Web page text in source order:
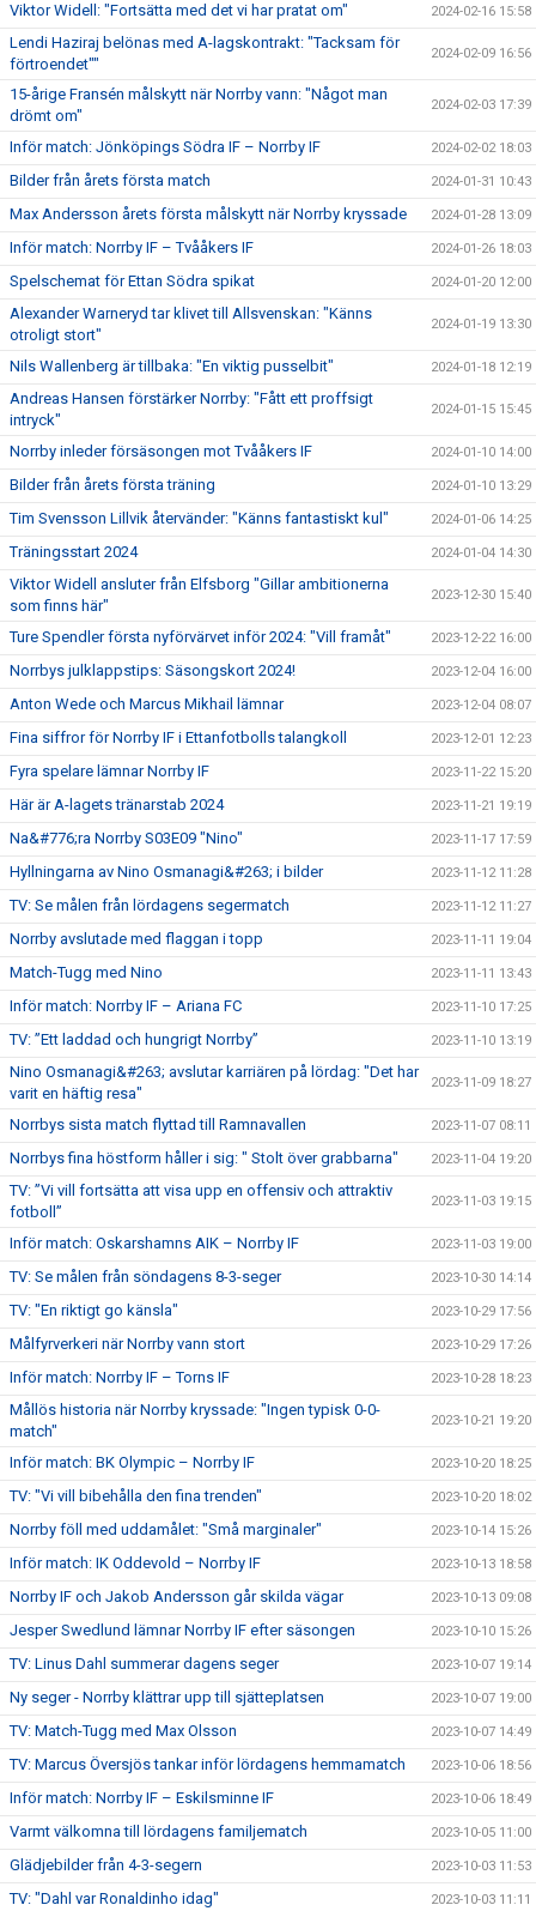
Viktor Widell: "Fortsätta med det vi har pratat om" 2024-02-16 15:58
Lendi Haziraj belönas med A-lagskontrakt: "Tacksam för
förtroendet""
2024-02-09 16:56
15-årige Fransén målskytt när Norrby vann: "Något man
drömt om"
2024-02-03 17:39
Inför match: Jönköpings Södra IF – Norrby IF 2024-02-02 18:03
Bilder från årets första match 2024-01-31 10:43
Max Andersson årets första målskytt när Norrby kryssade 2024-01-28 13:09
Inför match: Norrby IF – Tvååkers IF 2024-01-26 18:03
Spelschemat för Ettan Södra spikat 2024-01-20 12:00
Alexander Warneryd tar klivet till Allsvenskan: "Känns
otroligt stort"
2024-01-19 13:30
Nils Wallenberg är tillbaka: "En viktig pusselbit" 2024-01-18 12:19
Andreas Hansen förstärker Norrby: "Fått ett proffsigt
intryck"
2024-01-15 15:45
Norrby inleder försäsongen mot Tvååkers IF 2024-01-10 14:00
Bilder från årets första träning 2024-01-10 13:29
Tim Svensson Lillvik återvänder: "Känns fantastiskt kul" 2024-01-06 14:25
Träningsstart 2024 2024-01-04 14:30
Viktor Widell ansluter från Elfsborg "Gillar ambitionerna
som finns här"
2023-12-30 15:40
Ture Spendler första nyförvärvet inför 2024: "Vill framåt" 2023-12-22 16:00
Norrbys julklappstips: Säsongskort 2024! 2023-12-04 16:00
Anton Wede och Marcus Mikhail lämnar 2023-12-04 08:07
Fina siffror för Norrby IF i Ettanfotbolls talangkoll 2023-12-01 12:23
Fyra spelare lämnar Norrby IF 2023-11-22 15:20
Här är A-lagets tränarstab 2024 2023-11-21 19:19
Na&#776;ra Norrby S03E09 "Nino" 2023-11-17 17:59
Hyllningarna av Nino Osmanagi&#263; i bilder 2023-11-12 11:28
TV: Se målen från lördagens segermatch 2023-11-12 11:27
Norrby avslutade med flaggan i topp 2023-11-11 19:04
Match-Tugg med Nino 2023-11-11 13:43
Inför match: Norrby IF – Ariana FC 2023-11-10 17:25
TV: ”Ett laddad och hungrigt Norrby” 2023-11-10 13:19
Nino Osmanagi&#263; avslutar karriären på lördag: "Det har
varit en häftig resa"
2023-11-09 18:27
Norrbys sista match flyttad till Ramnavallen 2023-11-07 08:11
Norrbys fina höstform håller i sig: " Stolt över grabbarna" 2023-11-04 19:20
TV: ”Vi vill fortsätta att visa upp en offensiv och attraktiv
fotboll”
2023-11-03 19:15
Inför match: Oskarshamns AIK – Norrby IF 2023-11-03 19:00
TV: Se målen från söndagens 8-3-seger 2023-10-30 14:14
TV: "En riktigt go känsla" 2023-10-29 17:56
Målfyrverkeri när Norrby vann stort 2023-10-29 17:26
Inför match: Norrby IF – Torns IF 2023-10-28 18:23
Mållös historia när Norrby kryssade: "Ingen typisk 0-0-
match"
2023-10-21 19:20
Inför match: BK Olympic – Norrby IF 2023-10-20 18:25
TV: "Vi vill bibehålla den fina trenden" 2023-10-20 18:02
Norrby föll med uddamålet: "Små marginaler" 2023-10-14 15:26
Inför match: IK Oddevold – Norrby IF 2023-10-13 18:58
Norrby IF och Jakob Andersson går skilda vägar 2023-10-13 09:08
Jesper Swedlund lämnar Norrby IF efter säsongen 2023-10-10 15:26
TV: Linus Dahl summerar dagens seger 2023-10-07 19:14
Ny seger - Norrby klättrar upp till sjätteplatsen 2023-10-07 19:00
TV: Match-Tugg med Max Olsson 2023-10-07 14:49
TV: Marcus Översjös tankar inför lördagens hemmamatch 2023-10-06 18:56
Inför match: Norrby IF – Eskilsminne IF 2023-10-06 18:49
Varmt välkomna till lördagens familjematch 2023-10-05 11:00
Glädjebilder från 4-3-segern 2023-10-03 11:53
TV: "Dahl var Ronaldinho idag" 2023-10-03 11:11